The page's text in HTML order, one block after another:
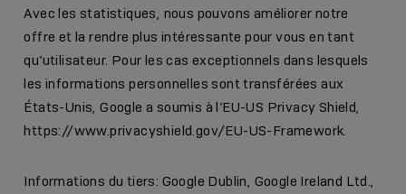
Avec les statistiques, nous pouvons améliorer notre
offre et la rendre plus intéressante pour vous en tant
qu’utilisateur. Pour les cas exceptionnels dans lesquels
les informations personnelles sont transférées aux
États-Unis, Google a soumis à l’EU-US Privacy Shield,
https://www.privacyshield.gov/EU-US-Framework.
Informations du tiers: Google Dublin, Google Ireland Ltd.,